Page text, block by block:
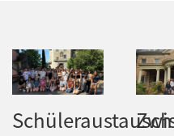
Schüleraustausch